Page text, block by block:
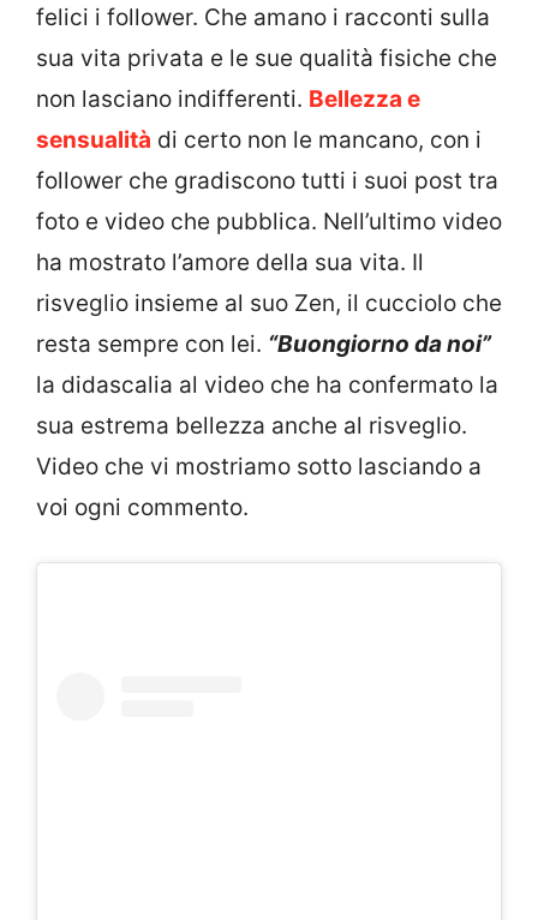
felici i follower. Che amano i racconti sulla
sua vita privata e le sue qualità fisiche che
non lasciano indifferenti. Bellezza e
sensualità di certo non le mancano, con i
follower che gradiscono tutti i suoi post tra
foto e video che pubblica. Nell’ultimo video
ha mostrato l’amore della sua vita. Il
risveglio insieme al suo Zen, il cucciolo che
resta sempre con lei. “Buongiorno da noi”
la didascalia al video che ha confermato la
sua estrema bellezza anche al risveglio.
Video che vi mostriamo sotto lasciando a
voi ogni commento.